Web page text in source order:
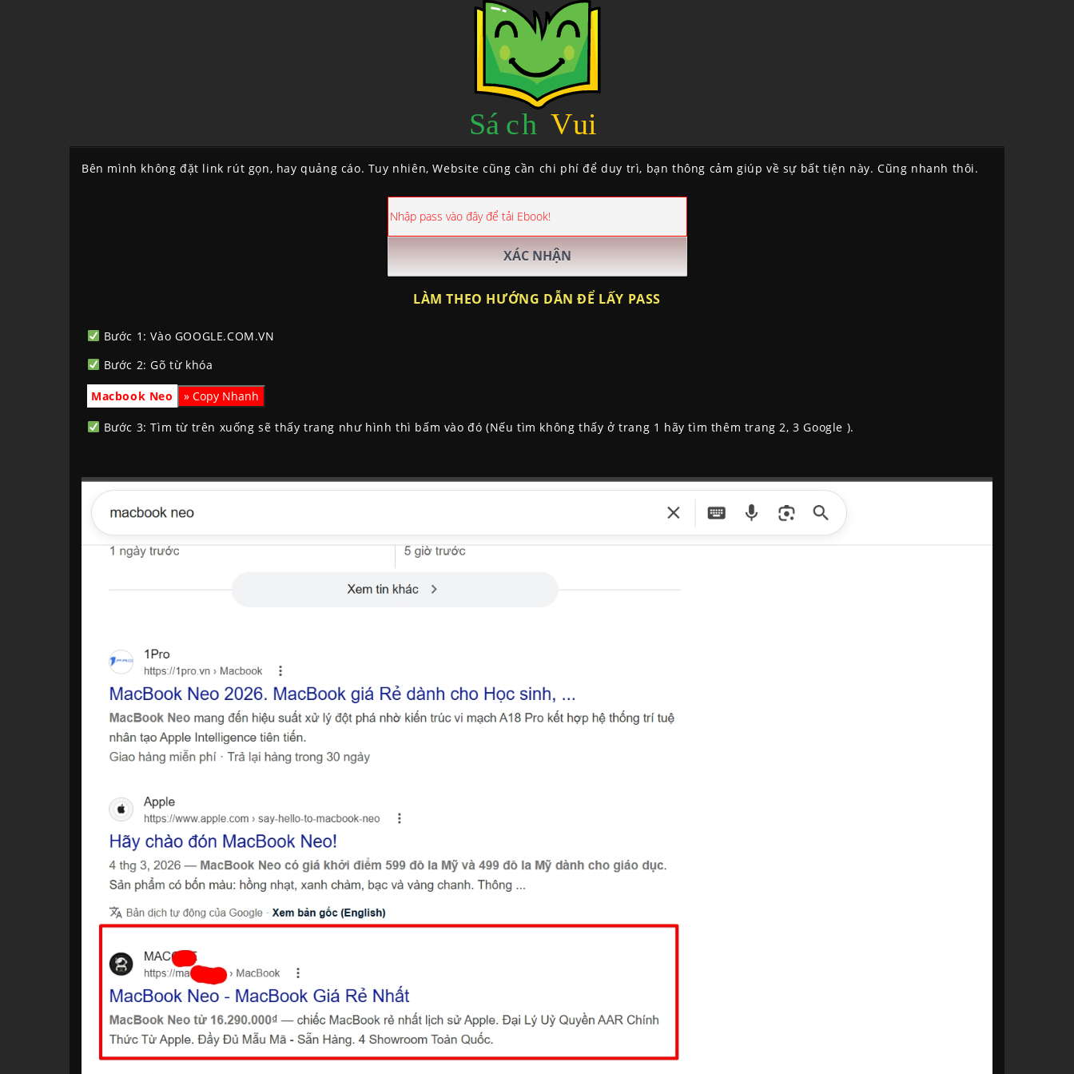
Bên mình không đặt link rút gọn, hay quảng cáo. Tuy nhiên, Website cũng cần chi phí để duy trì, bạn thông cảm giúp về sự bất tiện này. Cũng nhanh thôi.
LÀM THEO HƯỚNG DẪN ĐỂ LẤY PASS
Bước 1: Vào GOOGLE.COM.VN
Bước 2: Gõ từ khóa
Macbook Neo
Bước 3: Tìm từ trên xuống sẽ thấy trang như hình thì bấm vào đó (Nếu tìm không thấy ở trang 1 hãy tìm thêm trang 2, 3 Google ).